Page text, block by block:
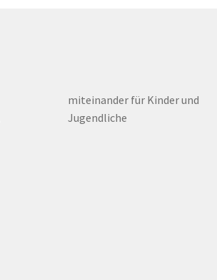
miteinander für Kinder und
Jugendliche